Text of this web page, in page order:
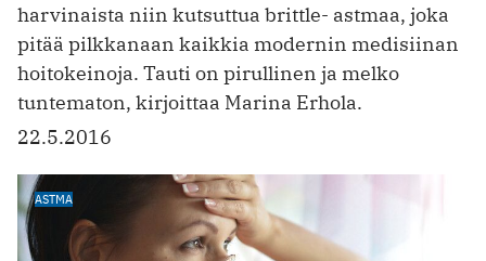
harvinaista niin kutsuttua brittle- astmaa, joka
pitää pilkkanaan kaikkia modernin medisiinan
hoitokeinoja. Tauti on pirullinen ja melko
tuntematon, kirjoittaa Marina Erhola.
22.5.2016
ASTMA